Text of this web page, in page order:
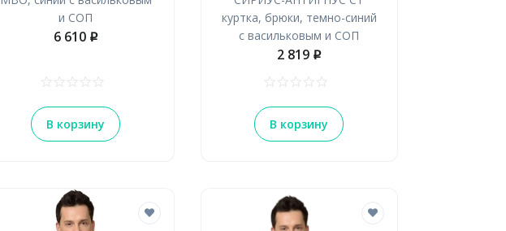
и СОП
6 610 p
В корзину
куртка, брюки, темно-синий
с васильковым и СОП
2 819 p
В корзину